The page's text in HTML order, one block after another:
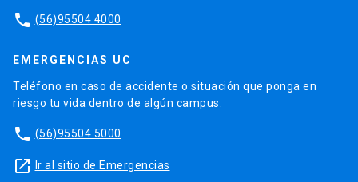
phone (56)95504 4000
EMERGENCIAS UC
Teléfono en caso de accidente o situación que ponga en
riesgo tu vida dentro de algún campus.
phone (56)95504 5000
launch Ir al sitio de Emergencias